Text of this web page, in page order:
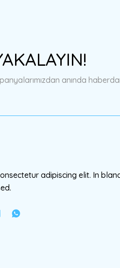
bulunuyor.
anında
adipiscing elit. In